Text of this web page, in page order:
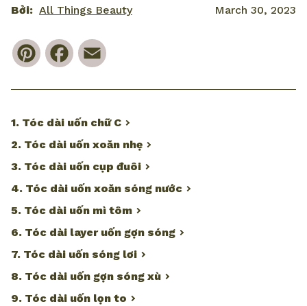
Bởi: All Things Beauty March 30, 2023
PinterestFacebook
1. Tóc dài uốn chữ C
2. Tóc dài uốn xoăn nhẹ
3. Tóc dài uốn cụp đuôi
4. Tóc dài uốn xoăn sóng nước
5. Tóc dài uốn mì tôm
6. Tóc dài layer uốn gợn sóng
7. Tóc dài uốn sóng lơi
8. Tóc dài uốn gợn sóng xù
9. Tóc dài uốn lọn to